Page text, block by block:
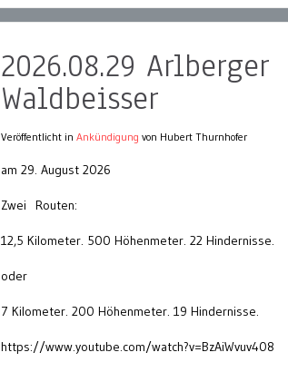
2026.08.29 Arlberger
Waldbeisser
Veröffentlicht in Ankündigung von Hubert Thurnhofer
am 29. August 2026
Zwei Routen:
12,5 Kilometer. 500 Höhenmeter. 22 Hindernisse.
oder
7 Kilometer. 200 Höhenmeter. 19 Hindernisse.
https://www.youtube.com/watch?v=BzAiWvuv408